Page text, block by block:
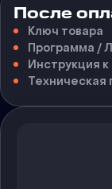
После
Ключ товара
Программа /
Инструкция